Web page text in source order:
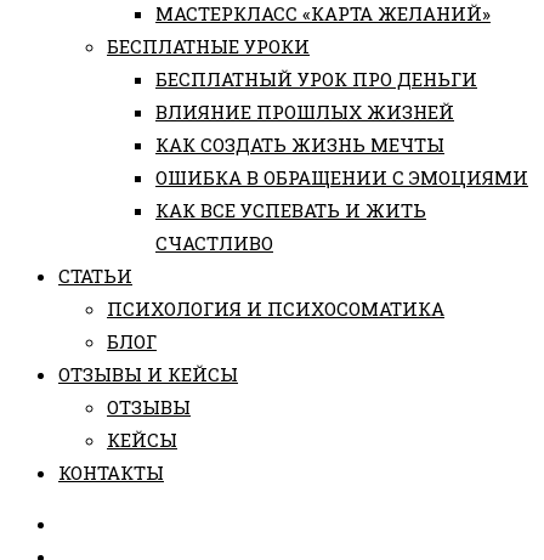
МАСТЕРКЛАСС «КАРТА ЖЕЛАНИЙ»
БЕСПЛАТНЫЕ УРОКИ
БЕСПЛАТНЫЙ УРОК ПРО ДЕНЬГИ
ВЛИЯНИЕ ПРОШЛЫХ ЖИЗНЕЙ
КАК СОЗДАТЬ ЖИЗНЬ МЕЧТЫ
ОШИБКА В ОБРАЩЕНИИ С ЭМОЦИЯМИ
КАК ВСЕ УСПЕВАТЬ И ЖИТЬ
СЧАСТЛИВО
СТАТЬИ
ПCИХОЛОГИЯ И ПСИХОСОМАТИКА
БЛОГ
ОТЗЫВЫ И КЕЙСЫ
ОТЗЫВЫ
КЕЙСЫ
КОНТАКТЫ